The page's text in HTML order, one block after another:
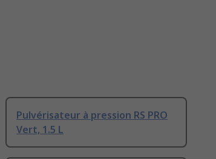
Pulvérisateur à pression RS PRO
Vert, 1.5 L